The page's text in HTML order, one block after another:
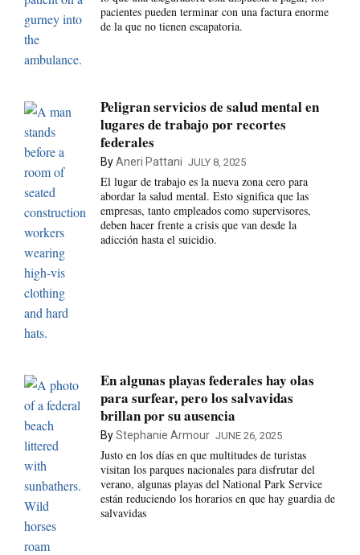
pacientes pueden terminar con una factura enorme
de la que no tienen escapatoria.
Peligran servicios de salud mental en
lugares de trabajo por recortes
federales
ByAneri Pattani JULY 8, 2025
El lugar de trabajo es la nueva zona cero para
abordar la salud mental. Esto significa que las
empresas, tanto empleados como supervisores,
deben hacer frente a crisis que van desde la
adicción hasta el suicidio.
En algunas playas federales hay olas
para surfear, pero los salvavidas
brillan por su ausencia
ByStephanie Armour JUNE 26, 2025
Justo en los días en que multitudes de turistas
visitan los parques nacionales para disfrutar del
verano, algunas playas del National Park Service
están reduciendo los horarios en que hay guardia de
salvavidas